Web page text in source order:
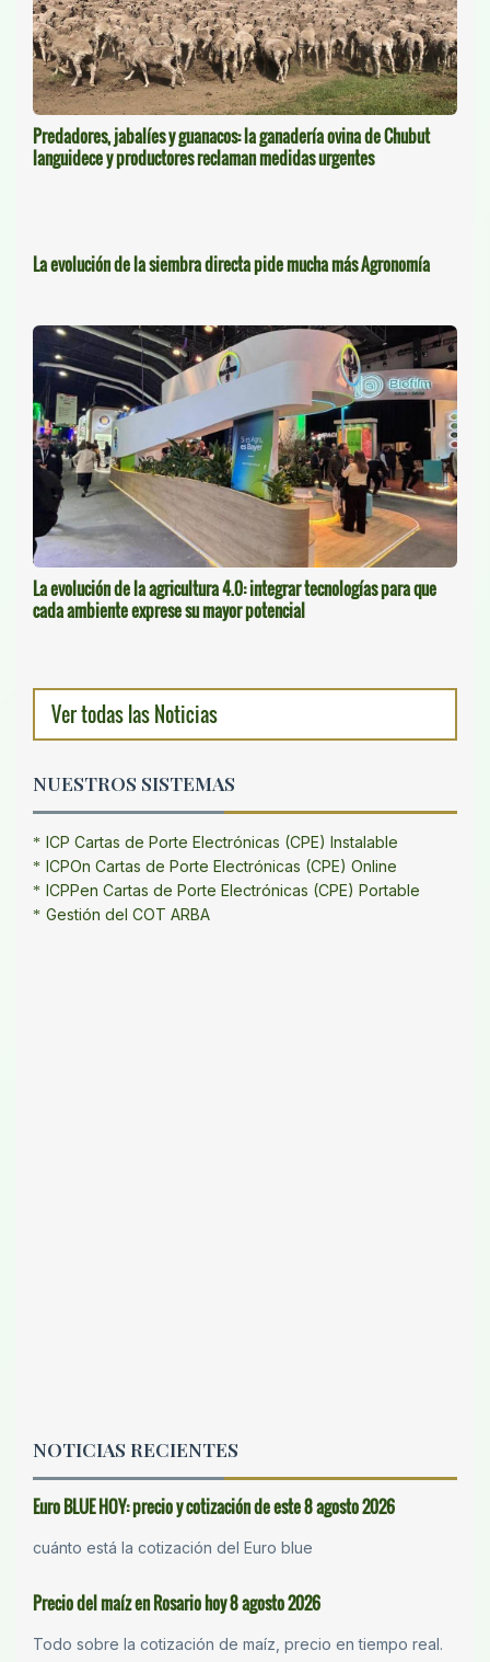
Predadores, jabalíes y guanacos: la ganadería ovina de Chubut
languidece y productores reclaman medidas urgentes
La evolución de la siembra directa pide mucha más Agronomía
La evolución de la agricultura 4.0: integrar tecnologías para que
cada ambiente exprese su mayor potencial
Ver todas las Noticias
NUESTROS SISTEMAS
ICP Cartas de Porte Electrónicas (CPE) Instalable
ICPOn Cartas de Porte Electrónicas (CPE) Online
ICPPen Cartas de Porte Electrónicas (CPE) Portable
Gestión del COT ARBA
NOTICIAS RECIENTES
Euro BLUE HOY: precio y cotización de este 8 agosto 2026
cuánto está la cotización del Euro blue
Precio del maíz en Rosario hoy 8 agosto 2026
Todo sobre la cotización de maíz, precio en tiempo real.